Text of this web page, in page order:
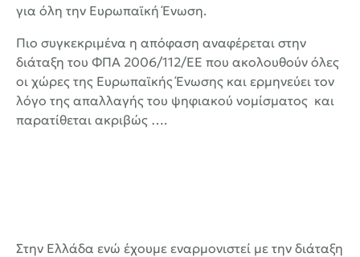
για όλη την Ευρωπαϊκή Ένωση.
Πιο συγκεκριμένα η απόφαση αναφέρεται στην
διάταξη του ΦΠΑ 2006/112/ΕΕ που ακολουθούν όλες
οι χώρες της Ευρωπαϊκής Ένωσης και ερμηνεύει τον
λόγο της απαλλαγής του ψηφιακού νομίσματος και
παρατίθεται ακριβώς ….
Στην Ελλάδα ενώ έχουμε εναρμονιστεί με την διάταξη